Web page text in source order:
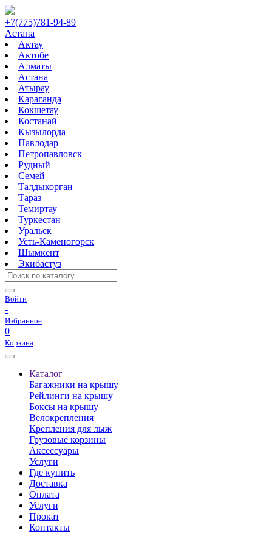
+7(775)781-94-89
Астана
Актау
Актобе
Алматы
Астана
Атырау
Караганда
Кокшетау
Костанай
Кызылорда
Павлодар
Петропавловск
Рудный
Семей
Талдыкорган
Тараз
Темиртау
Туркестан
Уральск
Усть-Каменогорск
Шымкент
Экибастуз
Войти
-
Избранное
0
Корзина
Каталог
Багажники на крышу
Рейлинги на крышу
Боксы на крышу
Велокрепления
Крепления для лыж
Грузовые корзины
Аксессуары
Услуги
Где купить
Доставка
Оплата
Услуги
Прокат
Контакты